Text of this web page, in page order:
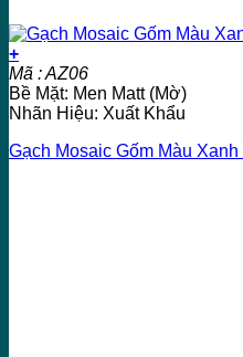
+
Mã : AZ06
Bề Mặt: Men Matt (Mờ)
Nhãn Hiệu: Xuất Khẩu
Gạch Mosaic Gốm Màu